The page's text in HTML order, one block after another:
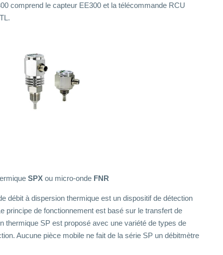
comprend le capteur EE300 et la télécommande RCU
SPXou micro-onde FNR
débit à dispersion thermique est un dispositif de détection
principe de fonctionnement est basé sur le transfert de
thermique SP est proposé avec une variété de types de
Aucune pièce mobile ne fait de la série SP un débitmètre